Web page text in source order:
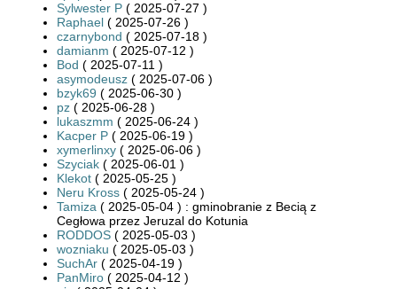
Sylwester P ( 2025-07-27 )
Raphael ( 2025-07-26 )
czarnybond ( 2025-07-18 )
damianm ( 2025-07-12 )
Bod ( 2025-07-11 )
asymodeusz ( 2025-07-06 )
bzyk69 ( 2025-06-30 )
pz ( 2025-06-28 )
lukaszmm ( 2025-06-24 )
Kacper P ( 2025-06-19 )
xymerlinxy ( 2025-06-06 )
Szyciak ( 2025-06-01 )
Klekot ( 2025-05-25 )
Neru Kross ( 2025-05-24 )
Tamiza ( 2025-05-04 ) : gminobranie z Becią z
Cegłowa przez Jeruzal do Kotunia
RODDOS ( 2025-05-03 )
wozniaku ( 2025-05-03 )
SuchAr ( 2025-04-19 )
PanMiro ( 2025-04-12 )